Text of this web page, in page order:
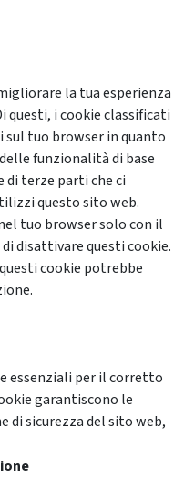
la tua esperienza
questi, i cookie classificati
tuo browser in quanto
funzionalità di base
di terze parti che ci
questo sito web.
tuo browser solo con il
disattivare questi cookie.
cookie potrebbe
essenziali per il corretto
garantiscono le
di sicurezza del sito web,